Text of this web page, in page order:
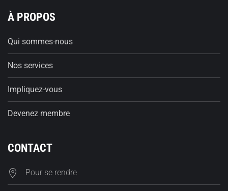
À PROPOS
Qui sommes-nous
Nos services
Impliquez-vous
Devenez membre
CONTACT
Pour se rendre